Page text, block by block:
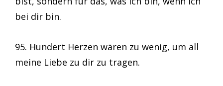
bei dir bin.
95. Hundert Herzen wären zu wenig, um all
meine Liebe zu dir zu tragen.